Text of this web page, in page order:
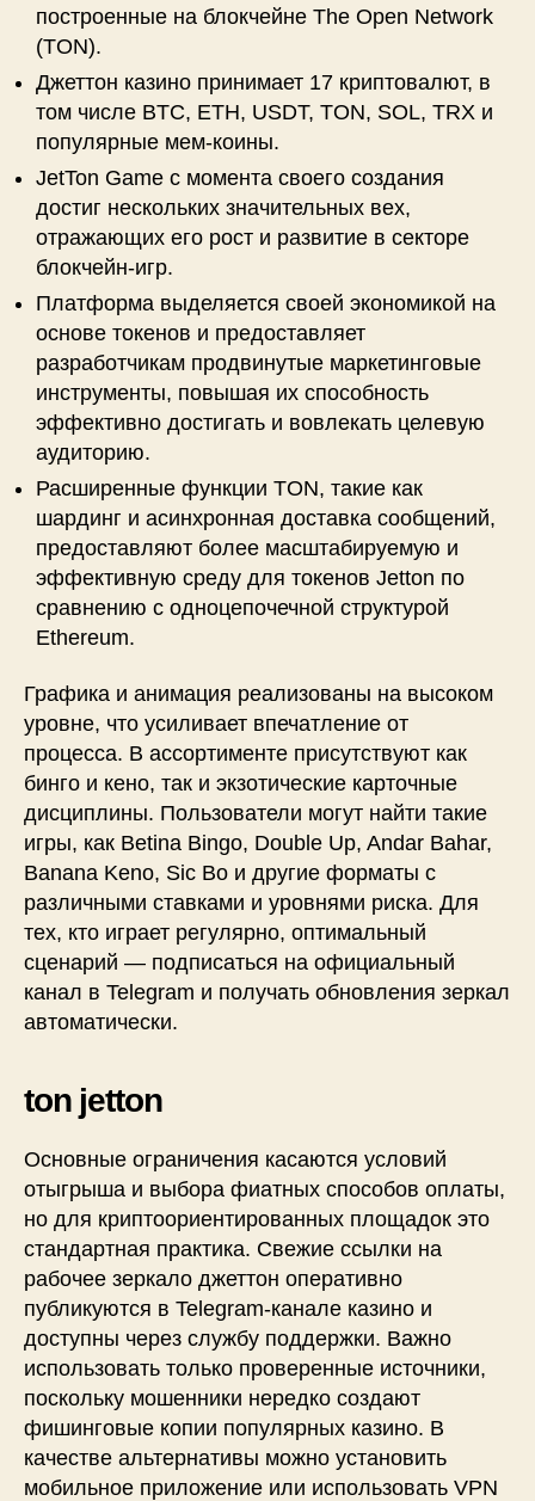
построенные на блокчейне The Open Network
(TON).
Джеттон казино принимает 17 криптовалют, в
том числе BTC, ETH, USDT, TON, SOL, TRX и
популярные мем-коины.
JetTon Game с момента своего создания
достиг нескольких значительных вех,
отражающих его рост и развитие в секторе
блокчейн-игр.
Платформа выделяется своей экономикой на
основе токенов и предоставляет
разработчикам продвинутые маркетинговые
инструменты, повышая их способность
эффективно достигать и вовлекать целевую
аудиторию.
Расширенные функции TON, такие как
шардинг и асинхронная доставка сообщений,
предоставляют более масштабируемую и
эффективную среду для токенов Jetton по
сравнению с одноцепочечной структурой
Ethereum.
Графика и анимация реализованы на высоком
уровне, что усиливает впечатление от
процесса. В ассортименте присутствуют как
бинго и кено, так и экзотические карточные
дисциплины. Пользователи могут найти такие
игры, как Betina Bingo, Double Up, Andar Bahar,
Banana Keno, Sic Bo и другие форматы с
различными ставками и уровнями риска. Для
тех, кто играет регулярно, оптимальный
сценарий — подписаться на официальный
канал в Telegram и получать обновления зеркал
автоматически.
ton jetton
Основные ограничения касаются условий
отыгрыша и выбора фиатных способов оплаты,
но для криптоориентированных площадок это
стандартная практика. Свежие ссылки на
рабочее зеркало джеттон оперативно
публикуются в Telegram-канале казино и
доступны через службу поддержки. Важно
использовать только проверенные источники,
поскольку мошенники нередко создают
фишинговые копии популярных казино. В
качестве альтернативы можно установить
мобильное приложение или использовать VPN